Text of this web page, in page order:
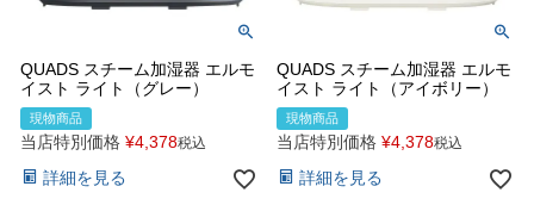
QUADS スチーム加湿器 エルモ
イスト ライト（グレー）
現物商品
当店特別価格 ¥4,378税込
詳細を見る
QUADS スチーム加湿器 エルモ
イスト ライト（アイボリー）
現物商品
当店特別価格 ¥4,378税込
詳細を見る